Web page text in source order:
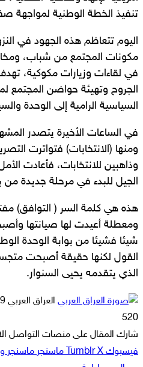
تنفيذ الخطة الوطنية لمواجهة
اليوم تتعاظم هذه الجهود في
مكونات المجتمع من شباب،
في لقاءات وزيارات مكوكية،
الجروح وتهيئة حواضن المجتمع
السياسية الرامية إلى الوحدة
في الساعات الأخيرة يتصدر
ومنها (الانتخابات) فتواترت
وذاهبين للانتخابات، فأعادت
الجيل للبدء في مرحلة جديدة من
هذه هي كلمة السر ( التوافق)
ومعطلة أعيدت لها صيانتها
شيئا فشيئا من بوابة الوحدة
القول لكنها حقيقة أصبحت
الذي يتقدمه يحيى السنوار.
العراق العربي
520
شارك المقال على منصات التواصل
فيسبوك ‫X ماسنجر ماسنجر